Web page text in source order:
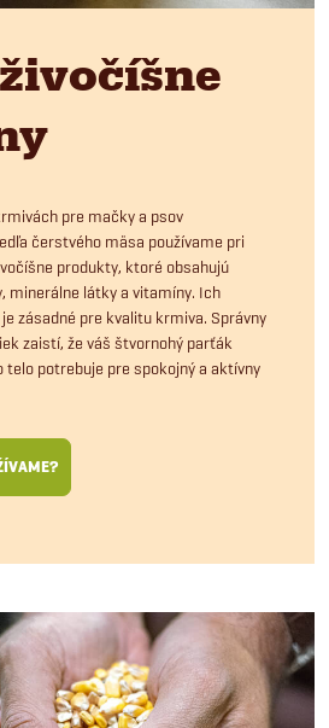
pre mačky a psov
čerstvého mäsa používame pri
produkty, ktoré obsahujú
minerálne látky a vitamíny. Ich
zásadné pre kvalitu krmiva. Správny
zaistí, že váš štvornohý parťák
telo potrebuje pre spokojný a aktívny